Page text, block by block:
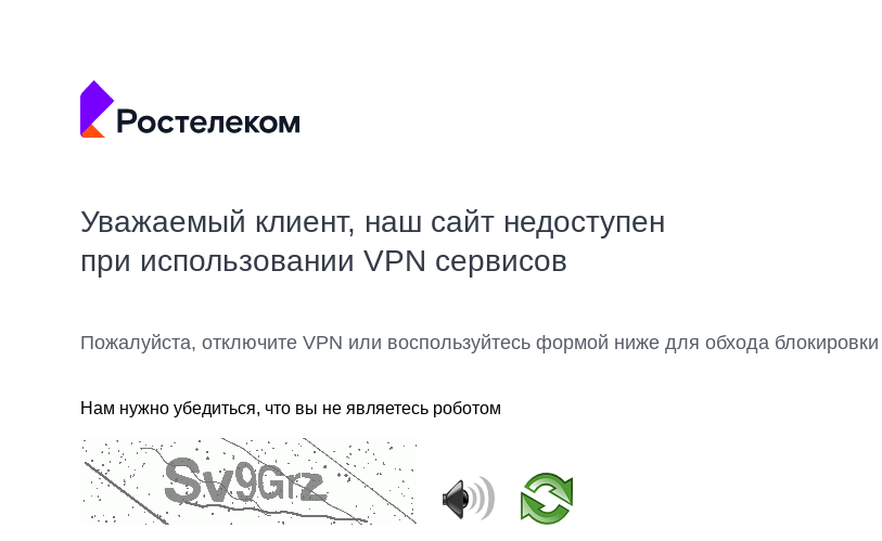
Уважаемый клиент, наш сайт недоступен
при использовании VPN сервисов
Пожалуйста, отключите VPN или воспользуйтесь формой ниже для обхода блокировки
Нам нужно убедиться, что вы не являетесь роботом